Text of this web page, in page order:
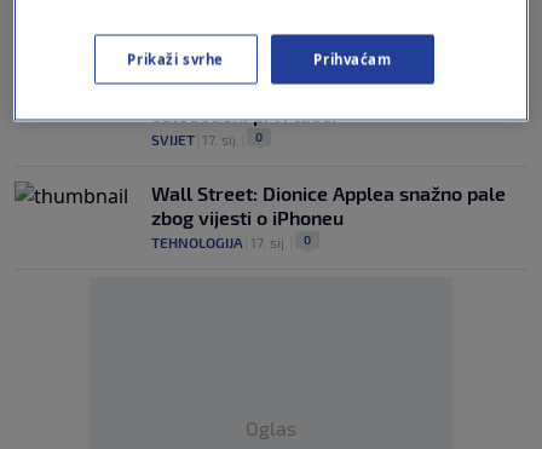
SVIJET|17. sij.| 0
Netanyahuov ured priopćio kada će biti
oslobođeni prvi taoci
SVIJET 17. sij. 0
Wall Street: Dionice Applea snažno pale
zbog vijesti o iPhoneu
TEHNOLOGIJA 17. sij. 0
Oglas
Prikaži svrhe Prihvaćam